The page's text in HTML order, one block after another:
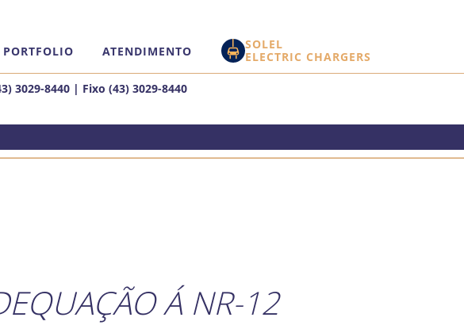
PORTFOLIO ATENDIMENTO
SOLEL
ELECTRIC CHARGERS
3029-8440 | Fixo (43) 3029-8440
Á NR-12